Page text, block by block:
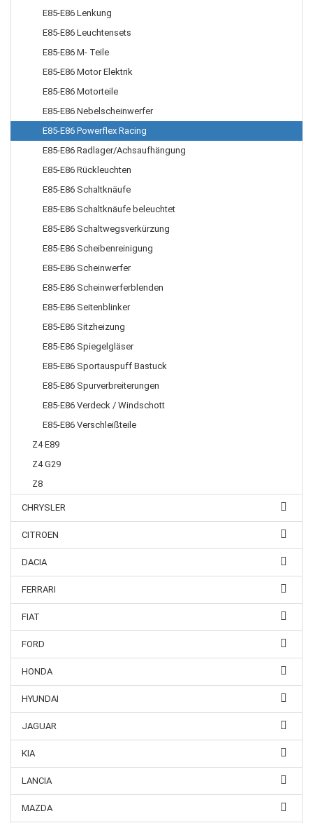
E85-E86 Lenkung
E85-E86 Leuchtensets
E85-E86 M- Teile
E85-E86 Motor Elektrik
E85-E86 Motorteile
E85-E86 Nebelscheinwerfer
E85-E86 Powerflex Racing
E85-E86 Radlager/Achsaufhängung
E85-E86 Rückleuchten
E85-E86 Schaltknäufe
E85-E86 Schaltknäufe beleuchtet
E85-E86 Schaltwegsverkürzung
E85-E86 Scheibenreinigung
E85-E86 Scheinwerfer
E85-E86 Scheinwerferblenden
E85-E86 Seitenblinker
E85-E86 Sitzheizung
E85-E86 Spiegelgläser
E85-E86 Sportauspuff Bastuck
E85-E86 Spurverbreiterungen
E85-E86 Verdeck / Windschott
E85-E86 Verschleißteile
Z4 E89
Z4 G29
Z8
CHRYSLER
CITROEN
DACIA
FERRARI
FIAT
FORD
HONDA
HYUNDAI
JAGUAR
KIA
LANCIA
MAZDA